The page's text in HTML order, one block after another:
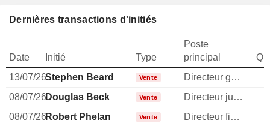
Dernières transactions d'initiés
Date Initié Type
Poste
principal
13/07/26Stephen Beard Vente Directeur general
08/07/26Douglas Beck Vente Directeur juridique
08/07/26Robert Phelan Vente Directeur financier